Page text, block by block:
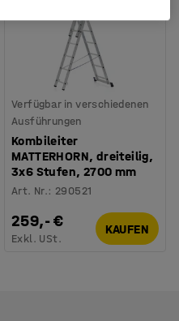
Verfügbar in verschiedenen
Ausführungen
Kombileiter
MATTERHORN, dreiteilig,
3x6 Stufen, 2700 mm
Art. Nr.: 290521
259,- €
Exkl. USt.
KAUFEN